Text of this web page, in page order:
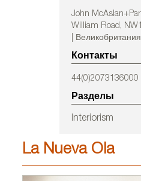
John
William Road,
| Великобритания
Контакты
44(0)2073136000
Разделы
Interiorism
La Nueva Ola